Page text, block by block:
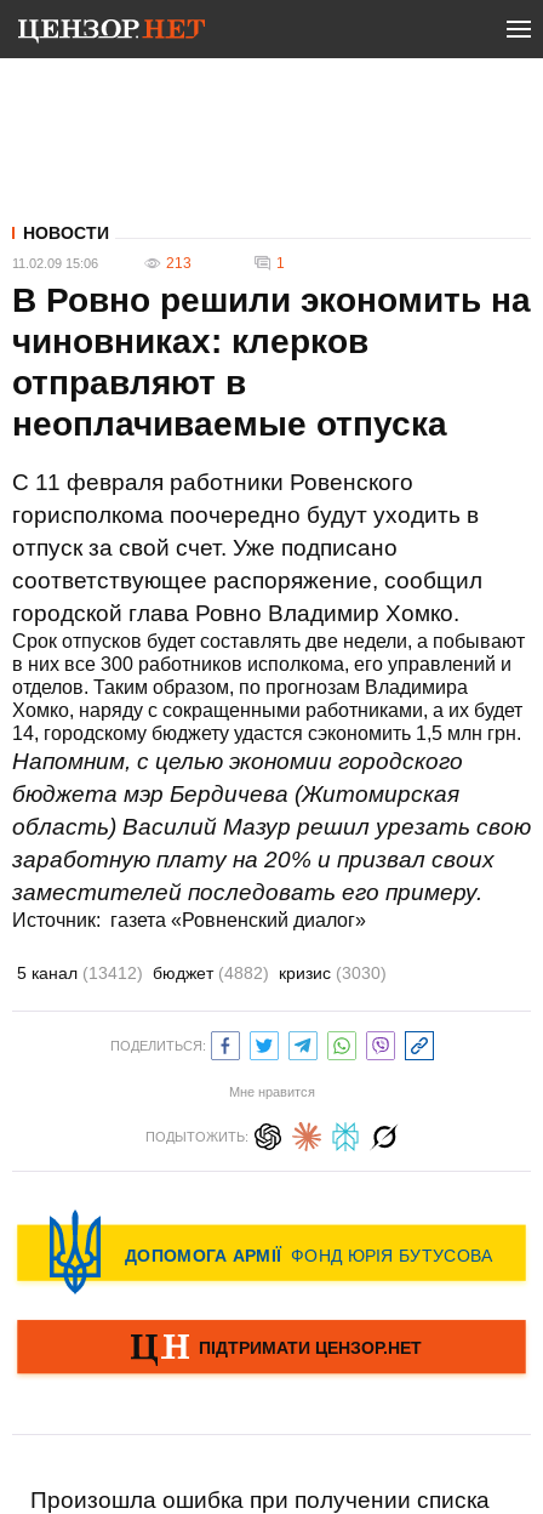
НОВОСТИ
11.02.09 15:06 213 1
В Ровно решили экономить на
чиновниках: клерков
отправляют в
неоплачиваемые отпуска
С 11 февраля работники Ровенского
горисполкома поочередно будут уходить в
отпуск за свой счет. Уже подписано
соответствующее распоряжение, сообщил
городской глава Ровно Владимир Хомко.
Срок отпусков будет составлять две недели, а побывают
в них все 300 работников исполкома, его управлений и
отделов. Таким образом, по прогнозам Владимира
Хомко, наряду с сокращенными работниками, а их будет
14, городскому бюджету удастся сэкономить 1,5 млн грн.
Напомним, с целью экономии городского
бюджета мэр Бердичева (Житомирская
область) Василий Мазур решил урезать свою
заработную плату на 20% и призвал своих
заместителей последовать его примеру.
Источник: газета «Ровненский диалог»
5 канал (13412) бюджет (4882) кризис (3030)
ПОДЕЛИТЬСЯ:
Мне нравится
ПОДЫТОЖИТЬ:
Произошла ошибка при получении списка